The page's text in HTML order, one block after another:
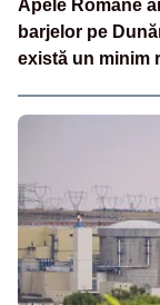
Apele Române
barjelor pe
există un minim